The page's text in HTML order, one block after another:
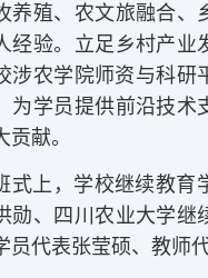
养殖、农文旅融合、
经验。立足乡村产业
涉农学院师资与科研
为学员提供前沿技术
献。
式上，学校继续教育
勋、四川农业大学
员代表张莹硕、教师